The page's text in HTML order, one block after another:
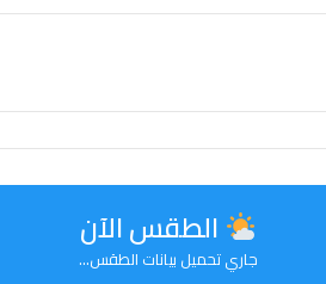
الطقس الآن
جاري تحميل بيانات الطقس...